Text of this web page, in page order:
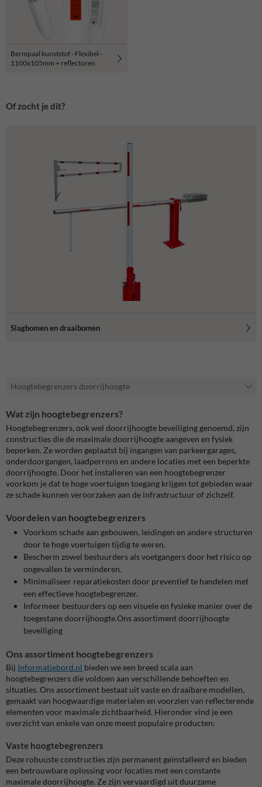
Bermpaal kunststof - Flexibel -
1100x105mm + reflectoren
Of zocht je dit?
Slagbomen en draaibomen
Hoogtebegrenzers doorrijhoogte
Wat zijn hoogtebegrenzers?
Hoogtebegrenzers, ook wel doorrijhoogte beveiliging genoemd, zijn
constructies die de maximale doorrijhoogte aangeven en fysiek
beperken. Ze worden geplaatst bij ingangen van parkeergarages,
onderdoorgangen, laadperrons en andere locaties met een beperkte
doorrijhoogte. Door het installeren van een hoogtebegrenzer
voorkom je dat te hoge voertuigen toegang krijgen tot gebieden waar
ze schade kunnen veroorzaken aan de infrastructuur of zichzelf.
Voordelen van hoogtebegrenzers
Voorkom schade aan gebouwen, leidingen en andere structuren
door te hoge voertuigen tijdig te weren.
Bescherm zowel bestuurders als voetgangers door het risico op
ongevallen te verminderen.
Minimaliseer reparatiekosten door preventief te handelen met
een effectieve hoogtebegrenzer.
Informeer bestuurders op een visuele en fysieke manier over de
toegestane doorrijhoogte.Ons assortiment doorrijhoogte
beveiliging
Ons assortiment hoogtebegrenzers
Bij Informatiebord.nl bieden we een breed scala aan
hoogtebegrenzers die voldoen aan verschillende behoeften en
situaties. Ons assortiment bestaat uit vaste en draaibare modellen,
gemaakt van hoogwaardige materialen en voorzien van reflecterende
elementen voor maximale zichtbaarheid. Hieronder vind je een
overzicht van enkele van onze meest populaire producten:
Vaste hoogtebegrenzers
Deze robuuste constructies zijn permanent geïnstalleerd en bieden
een betrouwbare oplossing voor locaties met een constante
maximale doorrijhoogte. Ze zijn vervaardigd uit duurzame